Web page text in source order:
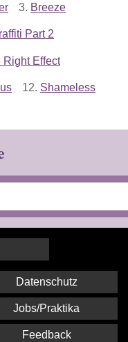
3. Breeze
Part 2
Right Effect
12. Shameless
Datenschutz
Jobs/Praktika
Feedback